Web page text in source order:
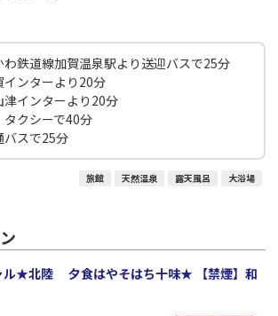
わ鉄道線加賀温泉駅より送迎バスで25分
ンターより20分
インターより20分
クシーで40分
バスで25分
旅館 天然温泉 露天風呂 大浴場
ル★北陸 夕食はやそはち十味★ 【禁煙】和